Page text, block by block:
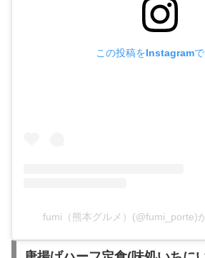
この投稿をInstagramで
fumi（熊本グルメ）(@fumi_porte)